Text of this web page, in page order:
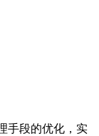
手段的优化，实